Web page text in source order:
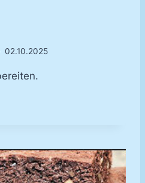
02.10.2025